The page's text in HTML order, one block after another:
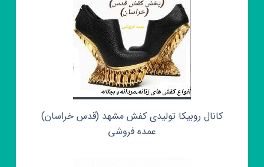
کانال روبیکا تولیدی کفش مشهد (قدس خراسان)
عمده فروشی